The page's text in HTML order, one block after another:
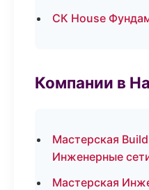
СК House
Компании в
Мастерская
Инженерные
Мастерская